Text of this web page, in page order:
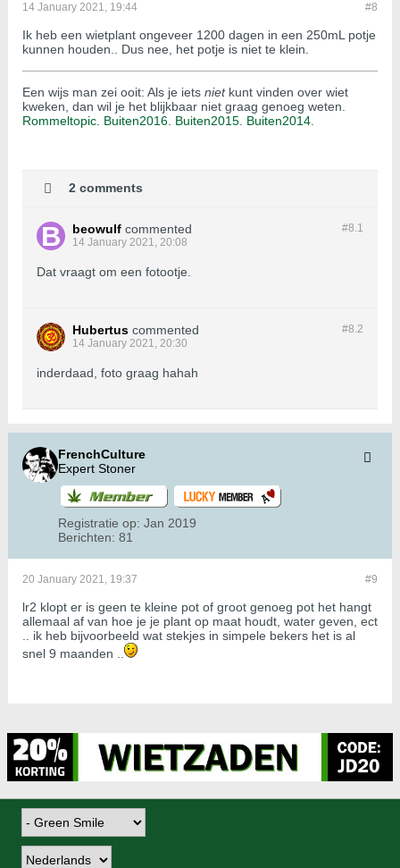
#8
14 January 2021, 19:44
Ik heb een wietplant ongeveer 1200 dagen in een 250mL potje
kunnen houden.. Dus nee, het potje is niet te klein.
Een wijs man zei ooit: Als je iets nietkunt vinden over wiet
kweken, dan wil je het blijkbaar niet graag genoeg weten.
Rommeltopic. Buiten2016. Buiten2015 Buiten2014
2 comments
#8.1
beowulf commented
14 January 2021, 20:08
Dat vraagt om een fotootje.
#8.2
Hubertus commented
14 January 2021, 20:30
inderdaad, foto graag hahah
FrenchCulture
Expert Stoner
Registratie op: Jan 2019
Berichten: 81
#9
20 January 2021, 19:37
lr2 klopt er is geen te kleine pot of groot genoeg pot het hangt
allemaal af van hoe je je plant op maat houdt, water geven, ect
.. ik heb bijvoorbeeld wat stekjes in simpele bekers het is al
snel 9 maanden ..